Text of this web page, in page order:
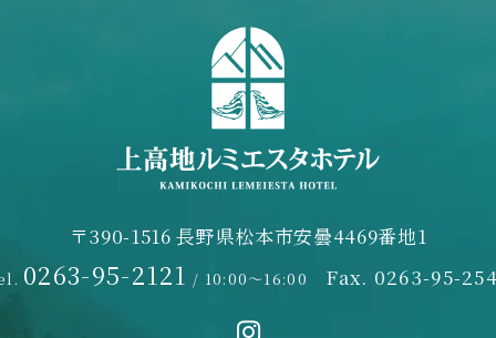
〒390-1516 長野県松本市安曇4469番地1
0263-95-2121 / 10:00～16:00 Fax. 0263-95-